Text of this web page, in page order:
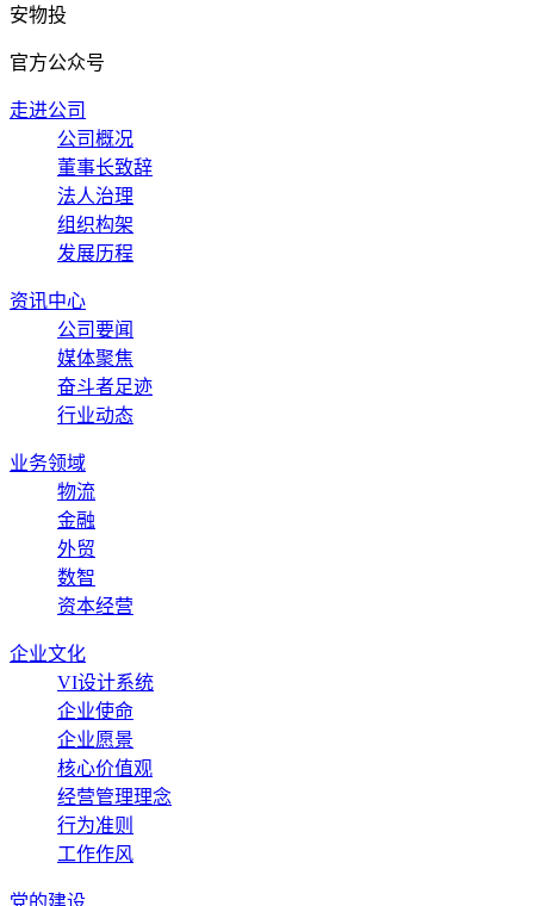
安物投
官方公众号
走进公司
公司概况
董事长致辞
法人治理
组织构架
发展历程
资讯中心
公司要闻
媒体聚焦
奋斗者足迹
行业动态
业务领域
物流
金融
外贸
数智
资本经营
企业文化
VI设计系统
企业使命
企业愿景
核心价值观
经营管理理念
行为准则
工作作风
党的建设